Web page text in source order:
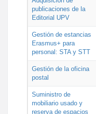
publicaciones de la
Editorial UPV
Gestión de estancias
Erasmus+ para
personal: STA y STT
Gestión de la oficina
postal
Suministro de
mobiliario usado y
reserva de espacios